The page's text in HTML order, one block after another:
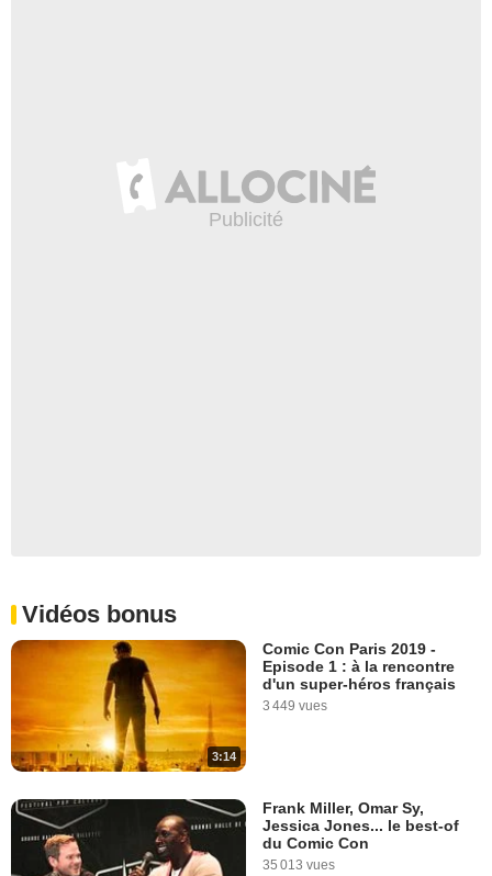
Vidéos bonus
3:14
Comic Con Paris 2019 -
Episode 1 : à la rencontre
d'un super-héros français
3 449 vues
Frank Miller, Omar Sy,
Jessica Jones... le best-of
du Comic Con
35 013 vues